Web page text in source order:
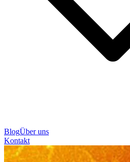
BlogÜber uns
Kontakt